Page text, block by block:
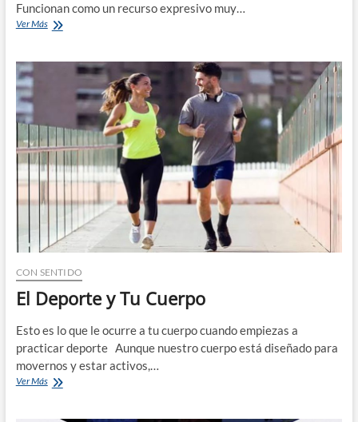
Funcionan como un recurso expresivo muy…
Ver MásOnomatopeyas
CON SENTIDO
El Deporte y Tu Cuerpo
Esto es lo que le ocurre a tu cuerpo cuando empiezas a
practicar deporte Aunque nuestro cuerpo está diseñado para
movernos y estar activos,…
Ver MásEl